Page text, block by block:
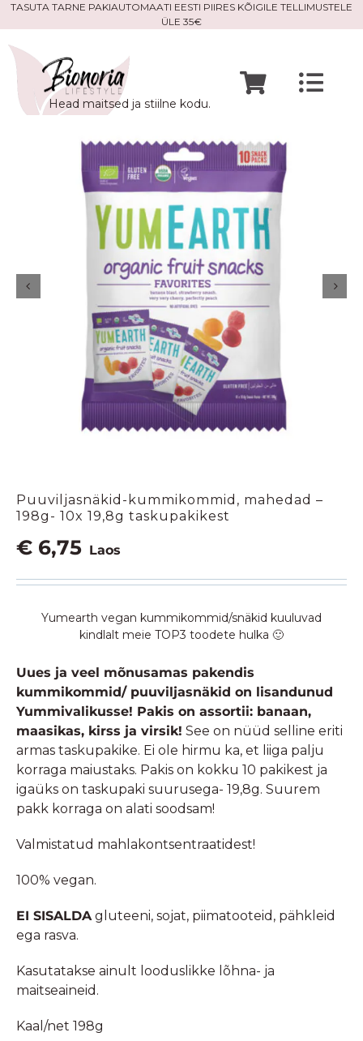
Skip
to
content
TASUTA TARNE PAKIAUTOMAATI EESTI PIIRES KÕIGILE TELLIMUSTELE
ÜLE 35€
Head maitsed ja stiilne kodu.
Kontakt
Puuviljasnäkid-kummikommid, mahedad –
198g- 10x 19,8g taskupakikest
€ 6,75 Laos
Yumearth vegan kummikommid/snäkid kuuluvad
kindlalt meie TOP3 toodete hulka 🙂
Uues ja veel mõnusamas pakendis
kummikommid/ puuviljasnäkid on lisandunud
Yummivalikusse! Pakis on assortii: banaan,
maasikas, kirss ja virsik! See on nüüd selline eriti
armas taskupakike. Ei ole hirmu ka, et liiga palju
korraga maiustaks. Pakis on kokku 10 pakikest ja
igaüks on taskupaki suurusega- 19,8g. Suurem
pakk korraga on alati soodsam!
Valmistatud mahlakontsentraatidest!
100% vegan.
EI SISALDAgluteeni, sojat, piimatooteid, pähkleid
ega rasva.
Kasutatakse ainult looduslikke lõhna- ja
maitseaineid.
Kaal/net 198g